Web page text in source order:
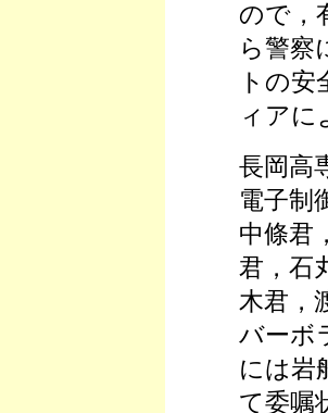
ので，
ら警察
トの
ィアに
長岡高
電子制
中條君
君，石
木君，
バーボ
には岩
て委嘱